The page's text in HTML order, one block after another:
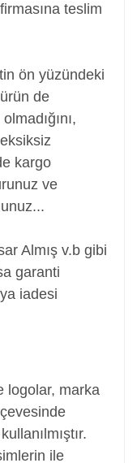
teslim
ön yüzündeki
de
kargo
ve
Almış v.b gibi
garanti
iadesi
logolar, marka
ile